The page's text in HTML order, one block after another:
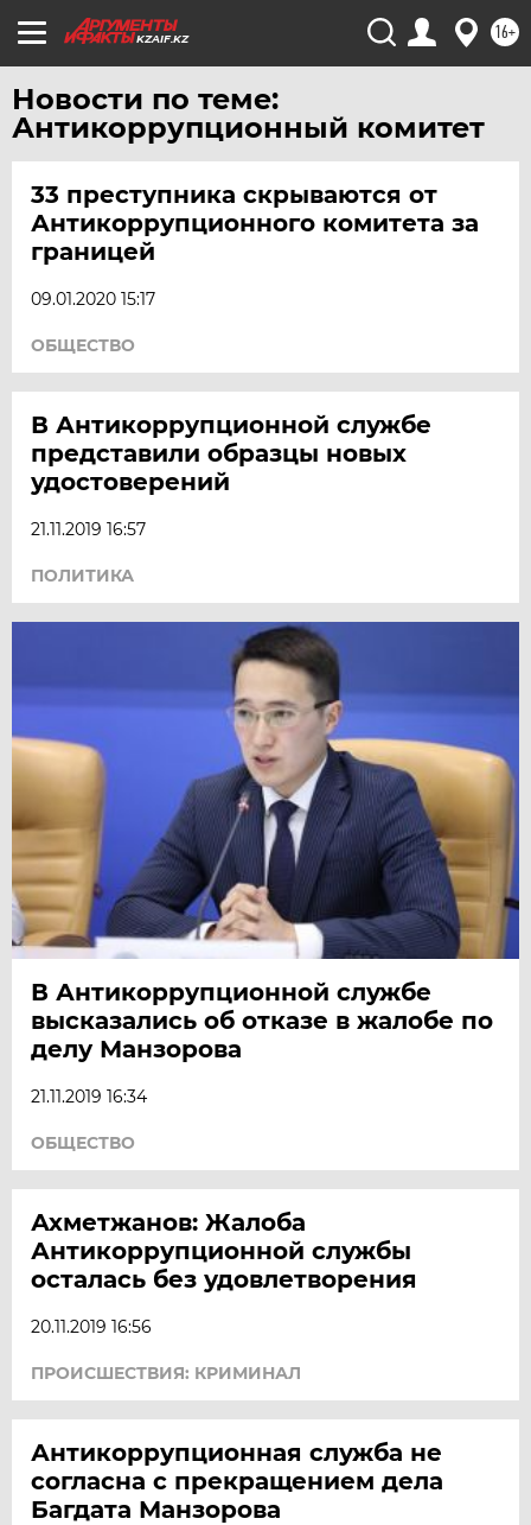
KZAIF.KZ 16+
Новости по теме:
Антикоррупционный комитет
33 преступника скрываются от
Антикоррупционного комитета за
границей
09.01.2020 15:17
ОБЩЕСТВО
В Антикоррупционной службе
представили образцы новых
удостоверений
21.11.2019 16:57
ПОЛИТИКА
В Антикоррупционной службе
высказались об отказе в жалобе по
делу Манзорова
21.11.2019 16:34
ОБЩЕСТВО
Ахметжанов: Жалоба
Антикоррупционной службы
осталась без удовлетворения
20.11.2019 16:56
ПРОИСШЕСТВИЯ: КРИМИНАЛ
Антикоррупционная служба не
согласна с прекращением дела
Багдата Манзорова